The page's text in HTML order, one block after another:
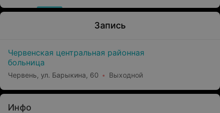
Запись
Червенская центральная районная
больница
Червень, ул. Барыкина, 60 Выходной
Инфо